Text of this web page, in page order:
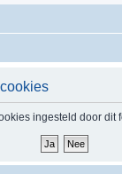
ingesteld door dit